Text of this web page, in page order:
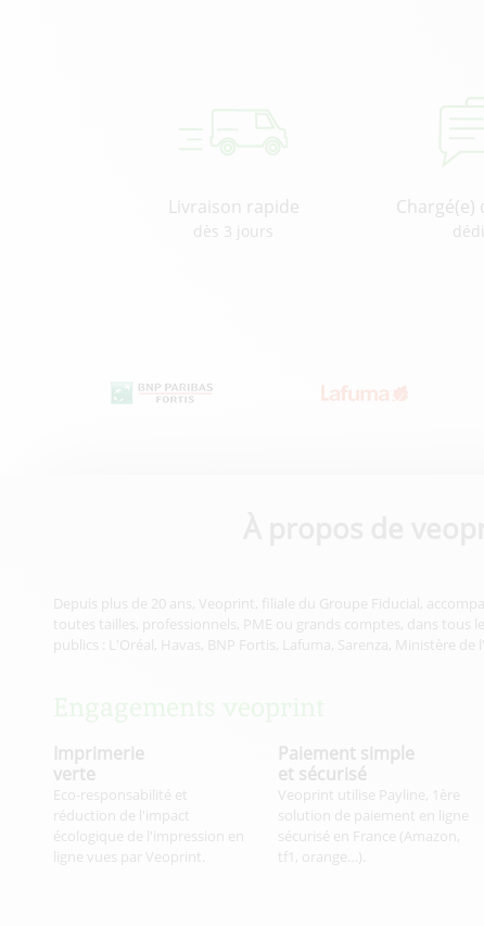
Livraison rapide
dès 3 jours
Chargé(e)
Depuis plus de 20 ans, Veoprint, filiale du Groupe Fiducial,
toutes tailles, professionnels, PME ou grands comptes, dans tous
publics : L'Oréal, Havas, BNP Fortis, Lafuma, Sarenza, Ministère de
Imprimerie
verte
Eco-responsabilité et
réduction de l'impact
écologique de l'impression en
ligne vues par Veoprint.
Paiement simple
et sécurisé
Veoprint utilise Payline, 1ère
solution de paiement en ligne
sécurisé en France (Amazon,
tf1, orange…).